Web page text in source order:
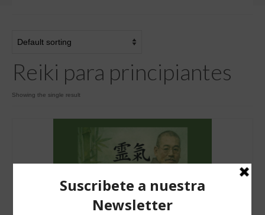
Espai del Silenci
¿Qué es el Ghee Caldes d’Estrac?
Tiendas
Tienda virtual
Reiki para principiantes
Showing the single result